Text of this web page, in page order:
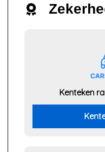
Kenteken